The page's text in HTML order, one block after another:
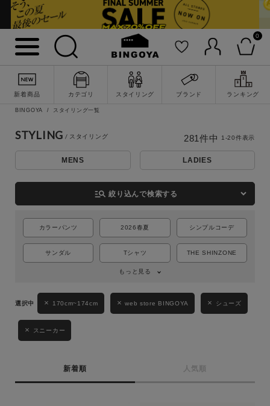
0
新着商品 カテゴリ スタイリング ブランド ランキング
詳細検索
BINGOYA スタイリング一覧
STYLING
MENS LADIES
manage_search 絞り込んで検索する
カラーパンツ 2026春夏 シンプルコーデ
サンダル Tシャツ THE SHINZONE
もっと見る
170cm~174cm web store BINGOYA シューズ
スニーカー
新着順 人気順
281 件中 1-20件表示